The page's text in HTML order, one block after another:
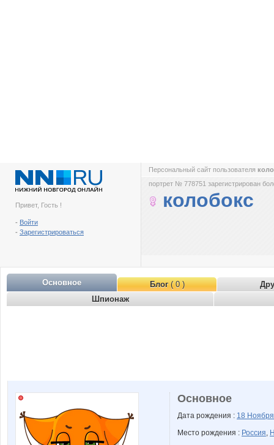
Привет, Гость !
- Войти
- Зарегистрироваться
Персональный сайт пользователя
портрет № 778751 зарегистрирован
колобокс
Основное Блог( 0 )
Шпионаж
Основное
Дата рождения : 18
Место рождения : Россия,